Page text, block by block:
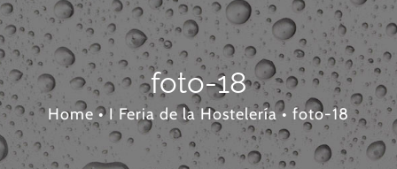
foto-18
Home • I Feria de la Hostelería • foto-18